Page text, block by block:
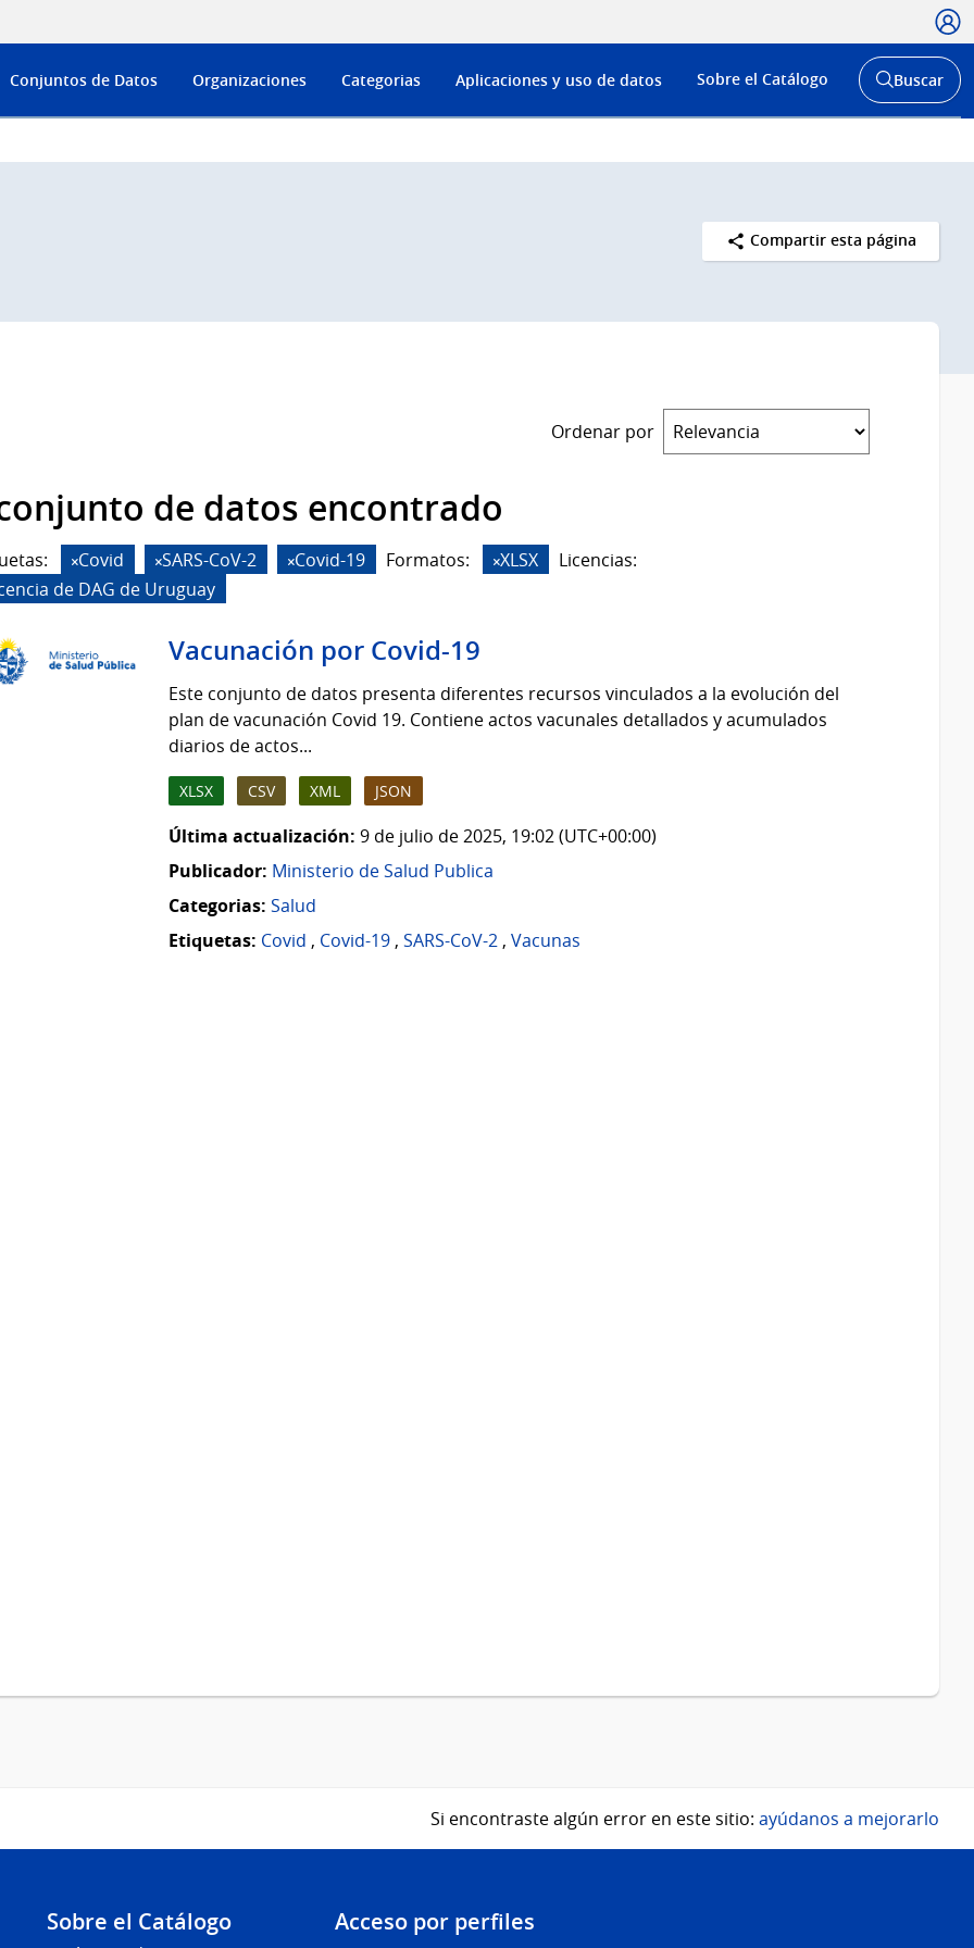
Menú
de
Conjuntos de Datos Organizaciones Categorias Aplicaciones y uso de datos Sobre el Catálogo
Abrir
buscador
Buscar
Compartir esta página
Ordenar por
de datos encontrado
Covid SARS-CoV-2 Covid-19 Formatos: XLSX
Licencias:
de DAG de Uruguay
Vacunación por Covid-19
Este conjunto de datos presenta diferentes recursos vinculados a la evolución del
plan de vacunación Covid 19. Contiene actos vacunales detallados y acumulados
diarios de actos...
XLSX CSV XML JSON
Última actualización: 9 de julio de 2025, 19:02 (UTC+00:00)
Publicador: Ministerio de Salud Publica
Categorias: Salud
Etiquetas: Covid , Covid-19, SARS-CoV-2, Vacunas
Si encontraste algún error en este sitio: ayúdanos a mejorarlo
Sobre el Catálogo Acceso por perfiles